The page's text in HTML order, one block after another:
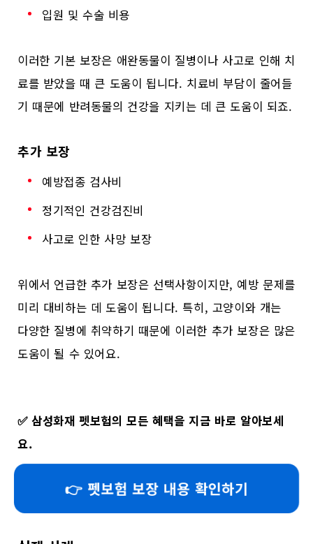
입원 및 수술 비용
이러한 기본 보장은 애완동물이 질병이나 사고로 인해 치
료를 받았을 때 큰 도움이 됩니다. 치료비 부담이 줄어들
기 때문에 반려동물의 건강을 지키는 데 큰 도움이 되죠.
추가 보장
예방접종 검사비
정기적인 건강검진비
사고로 인한 사망 보장
위에서 언급한 추가 보장은 선택사항이지만, 예방 문제를
미리 대비하는 데 도움이 됩니다. 특히, 고양이와 개는
다양한 질병에 취약하기 때문에 이러한 추가 보장은 많은
도움이 될 수 있어요.
✅삼성화재 펫보험의 모든 혜택을 지금 바로 알아보세
요.
👉 펫보험 보장 내용 확인하기